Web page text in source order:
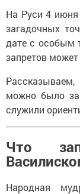
На Руси 4
загадочных
дате с особым
запретов
можно было
служили
Что
Народная